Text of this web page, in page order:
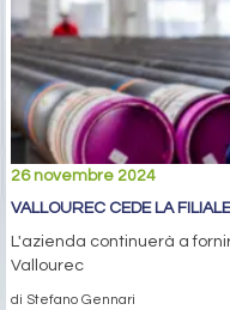
26 novembre 2024
VALLOUREC CEDE LA
L'azienda continuerà a
Vallourec
di Stefano Gennari